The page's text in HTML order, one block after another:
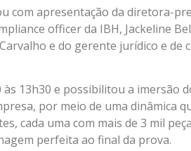
com apresentação da diretora-
officer da IBH, Jackeline
e do gerente jurídico e de
13h30 e possibilitou a imersão
por meio de uma dinâmica
cada uma com mais de 3 mil
perfeita ao final da prova.